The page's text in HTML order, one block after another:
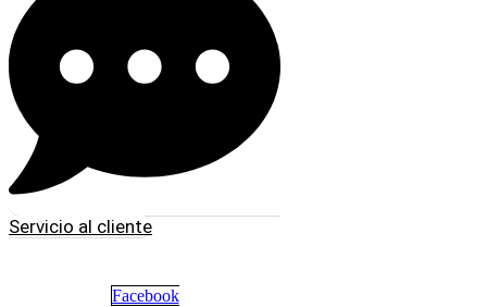
Servicio al cliente
Facebook